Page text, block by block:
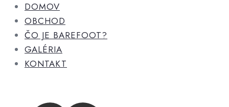
DOMOV
OBCHOD
ČO JE BAREFOOT?
GALÉRIA
KONTAKT